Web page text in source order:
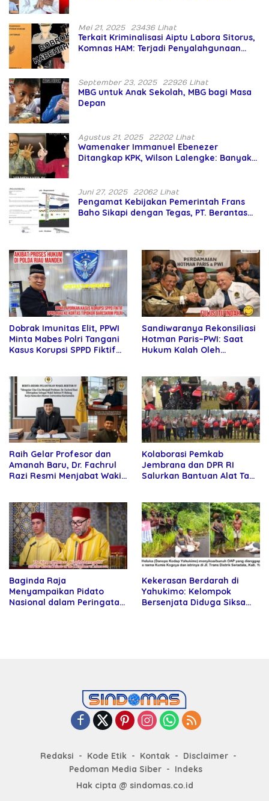
Mei 21, 2025 23436 Lihat
Terkait Kriminalisasi Aiptu Labora Sitorus,
Komnas HAM: Terjadi Penyalahgunaan
September 23, 2025 22926 Lihat
MBG untuk Anak Sekolah, MBG bagi Masa
Depan
Agustus 21, 2025 22202 Lihat
Wamenaker Immanuel Ebenezer
Ditangkap KPK, Wilson Lalengke: Banyak
Juni 27, 2025 22062 Lihat
Pengamat Kebijakan Pemerintah Frans
Baho Sikapi dengan Tegas, PT. Berantas
Dobrak Imunitas Elit, PPWI
Minta Mabes Polri Tangani
Kasus Korupsi SPPD Fiktif
Sandiwaranya Rekonsiliasi
Hotman Paris–PWI: Saat
Hukum Kalah Oleh
Raih Gelar Profesor dan
Amanah Baru, Dr. Fachrul
Razi Resmi Menjabat Wakil
Kolaborasi Pemkab
Jembrana dan DPR RI
Salurkan Bantuan Alat Tani
Baginda Raja
Menyampaikan Pidato
Nasional dalam Peringatan
Kekerasan Berdarah di
Yahukimo: Kelompok
Bersenjata Diduga Siksa
Redaksi Kode Etik Kontak
Disclaimer
Pedoman Media Siber
Indeks
Hak cipta @ sindomas.co.id